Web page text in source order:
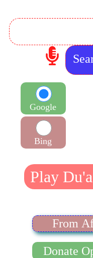
Google
Bing
From